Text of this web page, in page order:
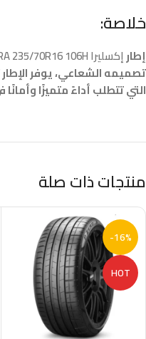
خلاصة:
إطارإكسليرا ACCELERA 235/70R16 106H
التي تتطلب أداءً متميزًا وأمانًا
منتجات ذات صلة
-16%
HOT